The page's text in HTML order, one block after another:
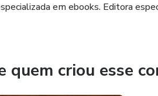
em ebooks. Editora
quem criou esse